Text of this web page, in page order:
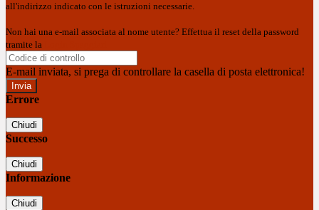
all'indirizzo indicato con le istruzioni necessarie.
Non hai una e-mail associata al nome utente? Effettua il reset della password
tramite la
E-mail inviata, si prega di controllare la casella di posta elettronica!
Errore
Chiudi
Successo
Chiudi
Informazione
Chiudi